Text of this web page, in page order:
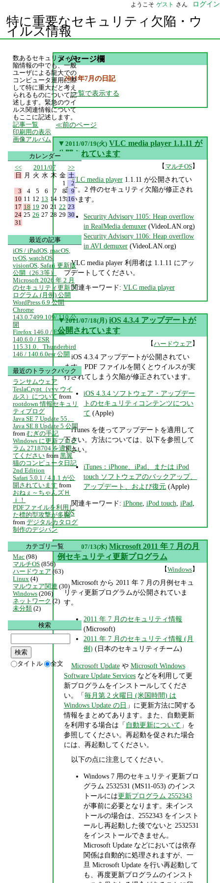
ようこそ ゲスト さん ログイン
特に重要なセキュリティ欠陥・ウ
イルス情報
メッセージ欄
2011年7月の日記
一覧で表示する
前のページ
▼ 2011/07/19(火) VLC media player 1.1.11 が
公開されています
【 マルチOS】
VLC media player1.1.11 が公開されてい
ます。2 件のセキュリティ欠陥が修正され
ています。
Security Advisory 1105: Heap overflow
in RealMedia demuxer (VideoLAN.org)
Security Advisory 1106: Heap overflow
in AVI demuxer (VideoLAN.org)
VLC media player 利用者は 1.1.11 にアッ
プデートしてください。
関連キーワード: VLC media player
▼2011/07/18(月) iOS 4.3.4 アップデートが
公開されています
【ハードウェア】
iOS 4.3.4 アップデートが公開されてい
ます。PDF ファイルを開くとウイルスが実
行されてしまう欠陥が修正されています。
iOS 4.3.4 ソフトウェア・アップデー
トのセキュリティコンテンツについ
て (Apple)
iTunes を使ってアップデートを適用して
下さい。方法については、以下を参照して
下さい。
iTunes：iPhone、iPad、または iPod
touch ソフトウェアのバックアップ、
アップデート、および復元 (Apple)
関連キーワード: iPhone, iPod touch, iPad,
iOS
▼ 2011/07/13(水) Microsoft 2011 年 7 月の月
例セキュリティ更新プログラム
【Windows】
Microsoft から 2011 年 7 月の月例セキュ
リティ更新プログラムが公開されていま
す。
2011 年 7 月のセキュリティ情報
(Microsoft)
2011 年 7 月のセキュリティ情報 (月
例) (日本のセキュリティチーム)
Microsoft Updateや Microsoft Windows
Software Update Services などを利用して更
新プログラムをインストールしてくださ
い。「毎月第 2 火曜日 (米国時間) は
Windows Update の日 」に更新方法に関する
情報をまとめてあります。また、自動更新
を利用する場合は「 自動更新について 」を
参照してください。再起動を促された場合
には、再起動してください。
以下の点に注意してください。
Windows 7 用のセキュリティ更新プロ
グラム 2532531 (MS11-053) のインス
トールには更新プログラム 2552343
が事前に必要となります。未インス
トールの場合は、2552343 をインスト
ールし再起動した後でないと 2532531
をインストールできません。
Microsoft Update などにおいては依存
関係は自動的に処理されますが、一
旦 Microsoft Update を行い再起動して
も、再度更新プログラムのインスト
数あるセキュリティ欠
陥情報の中でも、一般
ユーザによる龍大での
コンピュータ運用に際
して特に重大だと考え
られるものについて記
述します。緊急のウイ
ルス関連情報について
もここに記述します。
記事一覧
印刷用の表示
画像アルバム
カレンダー
<<
2011/07
>>
日
月 火 水 木 金 土
1
2
3
4 5 6 7 8
9
10 11 12 13 14 15 16
17 18 19 20 21 22 23
24 25 26 27 28 29 30
31
最近の記事
iOS / iPadOS, macOS,
tvOS, watchOS,
visionOS, Safari 更新版
公開（26.3等）
Microsoft 2026 年 2 月
のセキュリティ更新プ
ログラム (月例) 公開
WordPress 6.9 公開
Chrome
143.0.7499.109/.110 公
開
Firefox 146.0 / ESR
140.6.0 / ESR
115.31.0、Thunderbird
146 / 140.6.0esr 公開
最近のトラックバック
ランサムウェア
TeslaCrypt（vvv ウイ
ルス）について from
rootdown 情報セキュリ
ティブログ
Java SE 7 Update 55、
Java SE 8 Update 5 公開
from むぎの手記
Windows に更新プログ
ラム 2718704 を適用し
てください from 黒翼
猫のコンピュータ日記
2nd Edition
Safari 5.0.1 / 4.1.1 が公
開されています from
おねぇ～ちゃんズＨ
ｉ！
PDFファイルを利用し
た標的型攻撃が多発
from デジタルカタログ
制作のデジパン
カテゴリ一覧
Mac (98)
マルチOS (856)
ハードウェア (63)
Linux (4)
マルウェア関連 (30)
Windows (206)
ネットワーク (2)
未分類 (2)
検索
タイトル 全文